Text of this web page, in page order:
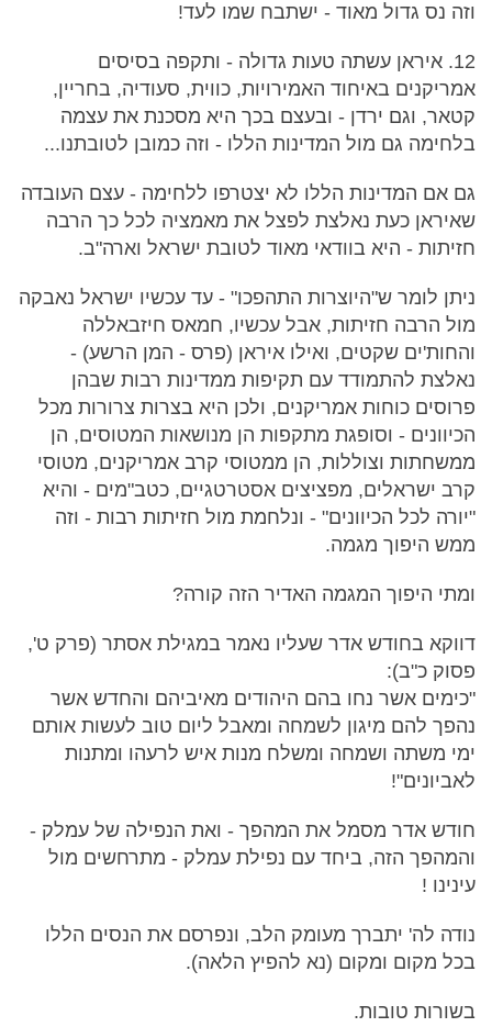
וזה נס גדול מאוד - ישתבח שמו לעד!
12. איראן עשתה טעות גדולה - ותקפה בסיסים
אמריקנים באיחוד האמירויות, כווית, סעודיה, בחריין,
קטאר, וגם ירדן - ובעצם בכך היא מסכנת את עצמה
בלחימה גם מול המדינות הללו - וזה כמובן לטובתנו...
גם אם המדינות הללו לא יצטרפו ללחימה - עצם העובדה
שאיראן כעת נאלצת לפצל את מאמציה לכל כך הרבה
חזיתות - היא בוודאי מאוד לטובת ישראל וארה"ב.
ניתן לומר ש"היוצרות התהפכו" - עד עכשיו ישראל נאבקה
מול הרבה חזיתות, אבל עכשיו, חמאס חיזבאללה
והחות'ים שקטים, ואילו איראן (פרס - המן הרשע) -
נאלצת להתמודד עם תקיפות ממדינות רבות שבהן
פרוסים כוחות אמריקנים, ולכן היא בצרות צרורות מכל
הכיוונים - וסופגת מתקפות הן מנושאות המטוסים, הן
ממשחתות וצוללות, הן ממטוסי קרב אמריקנים, מטוסי
קרב ישראלים, מפציצים אסטרטגיים, כטב"מים - והיא
"יורה לכל הכיוונים" - ונלחמת מול חזיתות רבות - וזה
ממש היפוך מגמה.
ומתי היפוך המגמה האדיר הזה קורה?
דווקא בחודש אדר שעליו נאמר במגילת אסתר (פרק ט',
פסוק כ"ב):
"כימים אשר נחו בהם היהודים מאיביהם והחדש אשר
נהפך להם מיגון לשמחה ומאבל ליום טוב לעשות אותם
ימי משתה ושמחה ומשלח מנות איש לרעהו ומתנות
לאביונים"!
חודש אדר מסמל את המהפך - ואת הנפילה של עמלק -
והמהפך הזה, ביחד עם נפילת עמלק - מתרחשים מול
עינינו !
נודה לה' יתברך מעומק הלב, ונפרסם את הנסים הללו
בכל מקום ומקום (נא להפיץ הלאה).
בשורות טובות.